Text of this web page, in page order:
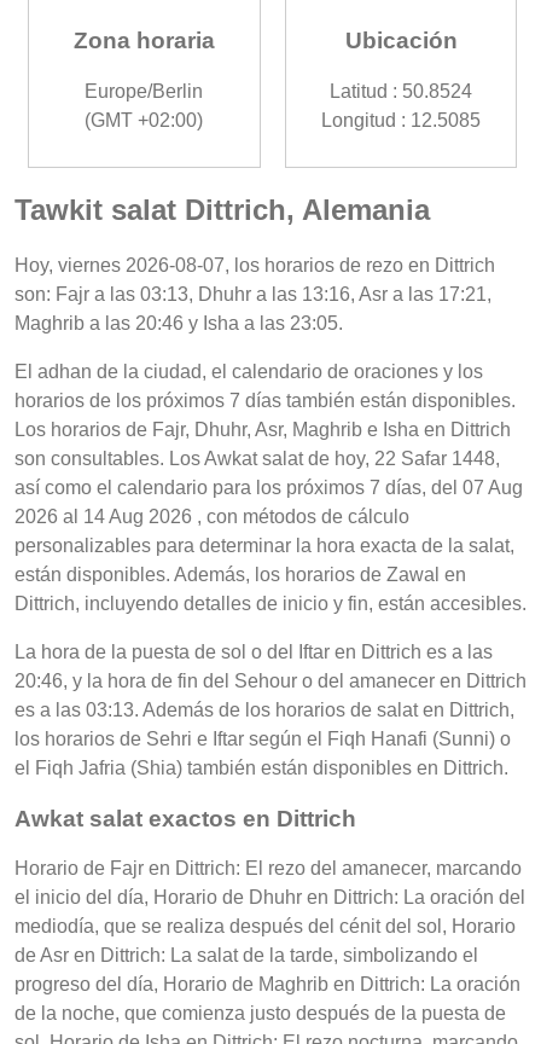
Zona horaria
Europe/Berlin
(GMT +02:00)
Ubicación
Latitud : 50.8524
Longitud : 12.5085
Tawkit salat Dittrich, Alemania
Hoy, viernes 2026-08-07, los horarios de rezo en Dittrich
son: Fajr a las 03:13, Dhuhr a las 13:16, Asr a las 17:21,
Maghrib a las 20:46 y Isha a las 23:05.
El adhan de la ciudad, el calendario de oraciones y los
horarios de los próximos 7 días también están disponibles.
Los horarios de Fajr, Dhuhr, Asr, Maghrib e Isha en Dittrich
son consultables. Los Awkat salat de hoy, 22 Safar 1448,
así como el calendario para los próximos 7 días, del 07 Aug
2026 al 14 Aug 2026 , con métodos de cálculo
personalizables para determinar la hora exacta de la salat,
están disponibles. Además, los horarios de Zawal en
Dittrich, incluyendo detalles de inicio y fin, están accesibles.
La hora de la puesta de sol o del Iftar en Dittrich es a las
20:46, y la hora de fin del Sehour o del amanecer en Dittrich
es a las 03:13. Además de los horarios de salat en Dittrich,
los horarios de Sehri e Iftar según el Fiqh Hanafi (Sunni) o
el Fiqh Jafria (Shia) también están disponibles en Dittrich.
Awkat salat exactos en Dittrich
Horario de Fajr en Dittrich: El rezo del amanecer, marcando
el inicio del día, Horario de Dhuhr en Dittrich: La oración del
mediodía, que se realiza después del cénit del sol, Horario
de Asr en Dittrich: La salat de la tarde, simbolizando el
progreso del día, Horario de Maghrib en Dittrich: La oración
de la noche, que comienza justo después de la puesta de